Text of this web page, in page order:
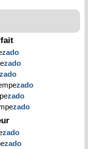
zado
zado
zado
zado
zado
zado
zado
zado